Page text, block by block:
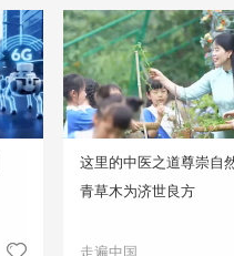
这里的中医之道尊崇自
青草木为济世良方
走遍中国